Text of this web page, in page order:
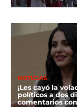
NOTICIAS
¡Les cayó la
políticos a dos
comentarios